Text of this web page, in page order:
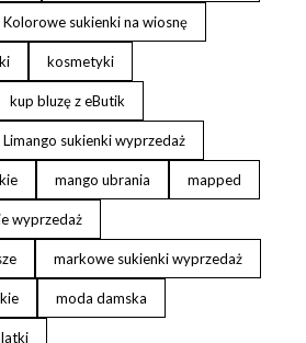
Kolorowe sukienki na wiosnę
kosmetyki
kup bluzę z eButik
Limango sukienki wyprzedaż
mango ubrania mapped
wyprzedaż
markowe sukienki wyprzedaż
moda damska